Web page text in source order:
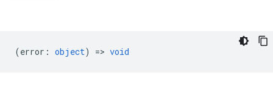
(error : object) => void